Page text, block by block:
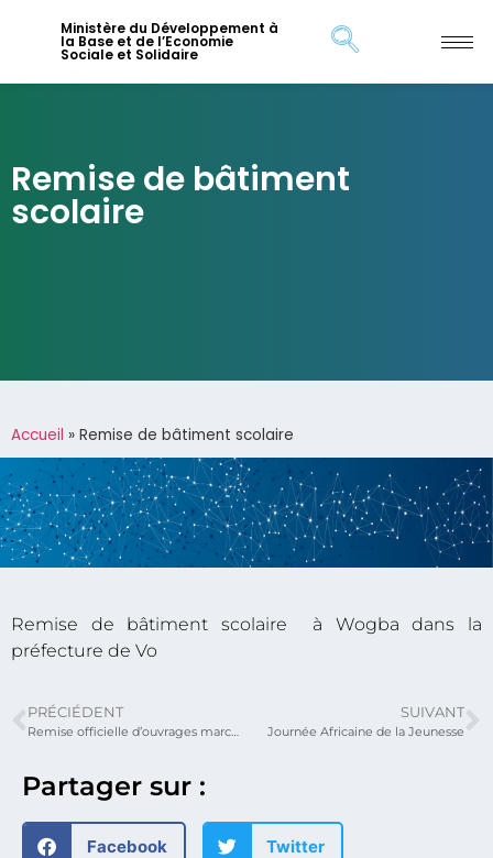
Ministère du Développement à
la Base et de l’Economie
Sociale et Solidaire
Remise de bâtiment
scolaire
Accueil » Remise de bâtiment scolaire
Partager sur :
Facebook Twitter
Remise de bâtiment scolaire à Wogba dans la
préfecture de Vo
PRÉCIÉDENT
Remise officielle d’ouvrages marchands par le ministre
SUIVANT
Journée Africaine de la Jeunesse